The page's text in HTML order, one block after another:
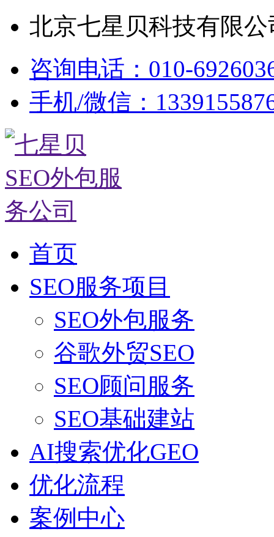
北京七星贝科技有限
咨询电话：010-
手机/微信：
首页
SEO服务项目
SEO外包服务
谷歌外贸SEO
SEO顾问服务
SEO基础建站
AI搜索优化GEO
优化流程
案例中心